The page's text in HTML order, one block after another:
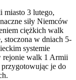
miasto 3 lutego,
siły Niemców
ciężkich walk
stoczona w dniach 5-
systemie
rejonie walk 1 Armii
je do